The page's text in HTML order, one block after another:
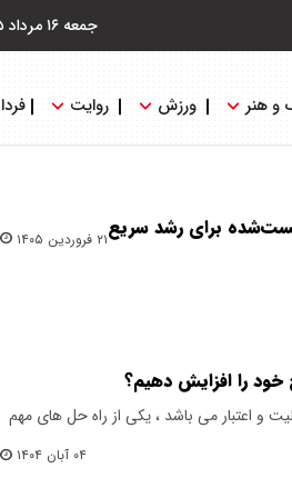
جمعه ۱۶ مرداد ۱۴۰۵
و هنر ورزش روایت فردا
۲۱ فروردین ۱۴۰۵
خود را افزایش دهیم؟
و اعتبار می باشد ، یکی از راه حل های مهم
۰۴ آبان ۱۴۰۴